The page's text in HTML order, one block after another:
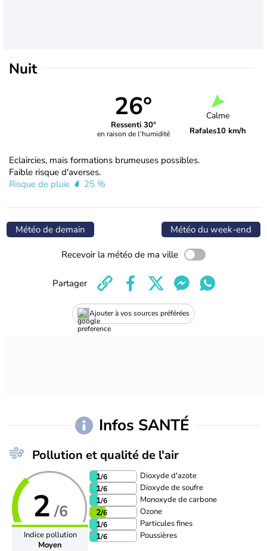
Nuit
26°
Ressenti 30°
en raison de l'humidité
Calme
Rafales10 km/h
Eclaircies, mais formations brumeuses possibles.
Faible risque d'averses.
Risque de pluie
25 %
Météo de demain Météo du week-end
Recevoir la météo de ma ville
Ajouter à vos sources préférées
Partager
Infos SANTÉ
Pollution et qualité de l'air
2 /6
Indice pollution
Moyen
1/6 Dioxyde d'azote
1/6 Dioxyde de soufre
1/6 Monoxyde de carbone
2/6 Ozone
1/6 Particules fines
1/6 Poussières